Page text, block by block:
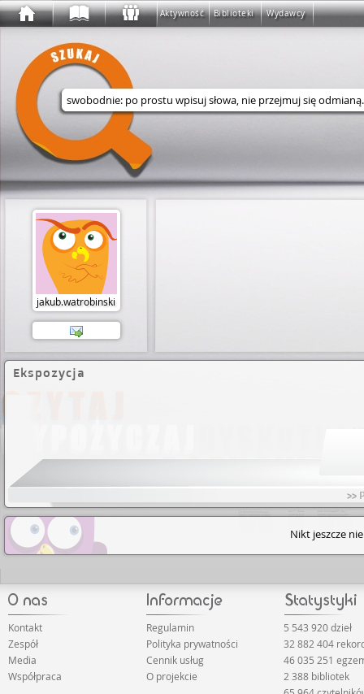
Aktywność Biblioteki Wydawcy
Wyszukaj w serwisie
jakub.watrobinski
Ekspozycja
>>
Nikt jeszcze
Kontakt
Zespół
Media
Współpraca
Regulamin
Polityka prywatności
Cennik usług
O projekcie
5 543 920 dzieł
32 882 404
46 035 251
2 388 bibliotek